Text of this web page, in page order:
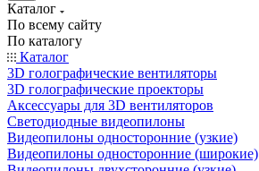
Каталог
По всему сайту
По каталогу
Каталог
3D голографические вентиляторы
3D голографические проекторы
Аксессуары для 3D вентиляторов
Светодиодные видеопилоны
Видеопилоны односторонние (узкие)
Видеопилоны односторонние (широкие)